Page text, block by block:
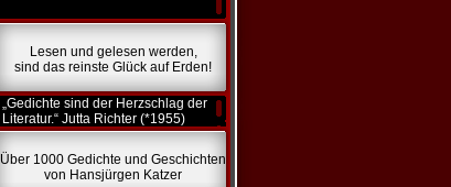
Lesen und gelesen werden,
sind das reinste Glück auf Erden!
„Gedichte sind der Herzschlag der
Literatur.“ Jutta Richter (*1955)
Über 1000 Gedichte und Geschichten
von Hansjürgen Katzer